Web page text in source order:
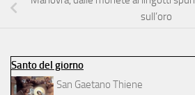
sull’oro
Santo del giorno
San Gaetano Thiene